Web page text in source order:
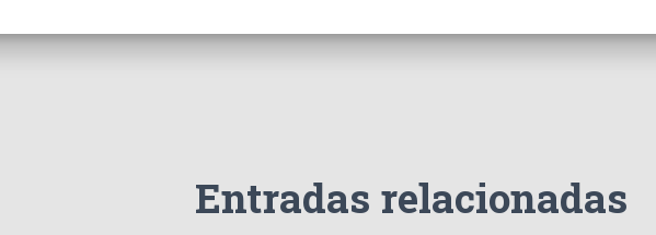
Entradas relacionadas